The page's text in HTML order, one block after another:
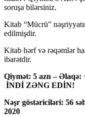
soruşa bilərsiniz.
Kitab “Mücrü”
edilmişdir.
Kitab hərf və rəqəmlər
ibarətdir.
Qiymət: 5 azn – Əlaqə:
İNDİ ZƏNG EDİN!
Nəşr göstəriciləri: 56
2020